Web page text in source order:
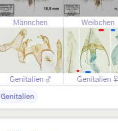
Männchen Weibchen
Genitalien ♂ Genitalien ♀
Genitalien